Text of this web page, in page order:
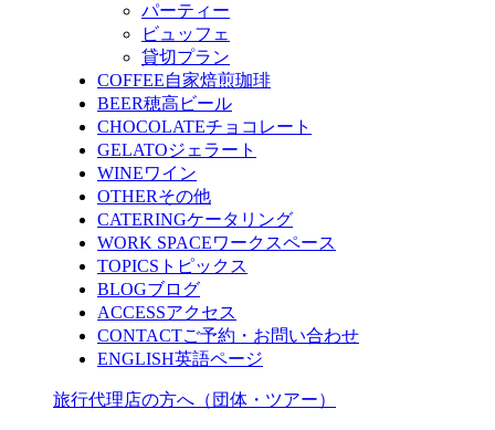
パーティー
ビュッフェ
貸切プラン
COFFEE自家焙煎珈琲
BEER穂高ビール
CHOCOLATEチョコレート
GELATOジェラート
WINEワイン
OTHERその他
CATERINGケータリング
WORK SPACEワークスペース
TOPICS トピックス
BLOGブログ
ACCESSアクセス
CONTACTご予約・お問い合わせ
ENGLISH英語ページ
旅行代理店の方へ（団体・ツアー）